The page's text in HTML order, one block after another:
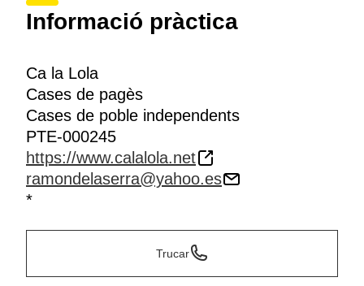
Informació pràctica
Ca la Lola
Cases de pagès
Cases de poble independents
PTE-000245
https://www.calalola.net
ramondelaserra@yahoo.es
*
Trucar